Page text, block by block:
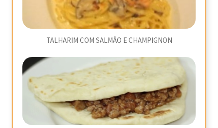
TALHARIM COM SALMÃO E CHAMPIGNON